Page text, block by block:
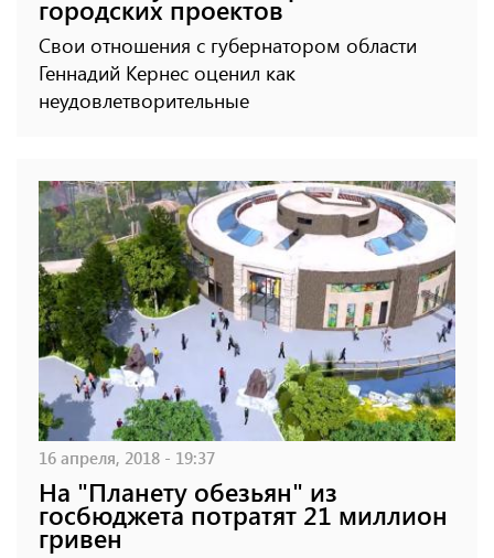
городских проектов
Свои отношения с губернатором области
Геннадий Кернес оценил как
неудовлетворительные
16 апреля, 2018 - 19:37
На "Планету обезьян" из
госбюджета потратят 21 миллион
гривен